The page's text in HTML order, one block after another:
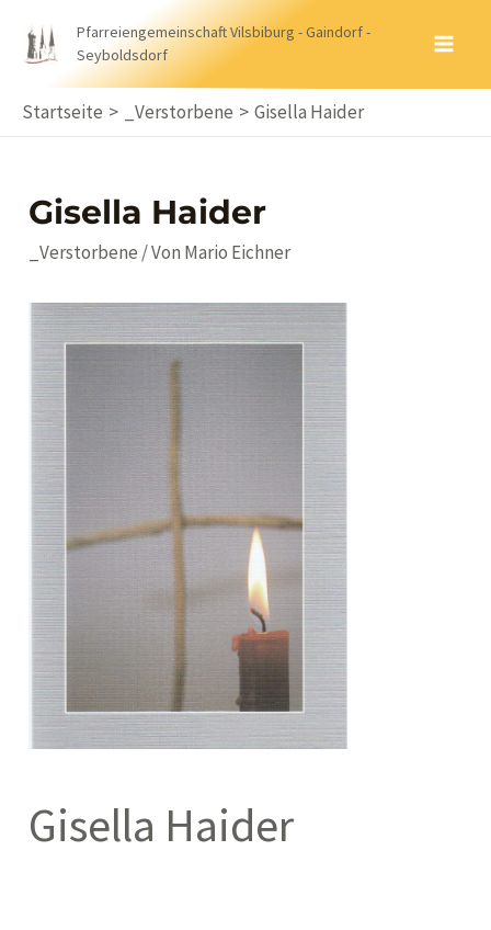
Inhalt
Pfarreiengemeinschaft Vilsbiburg - Gaindorf -
Seyboldsdorf
Startseite _Verstorbene Gisella Haider
Gisella Haider
_Verstorbene / Von Mario Eichner
Gisella Haider